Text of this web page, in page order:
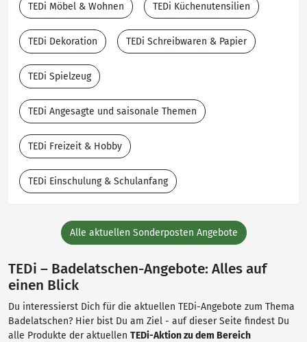
TEDi Möbel & Wohnen TEDi Küchenutensilien
TEDi Dekoration TEDi Schreibwaren & Papier
TEDi Spielzeug
TEDi Angesagte und saisonale Themen
TEDi Freizeit & Hobby
TEDi Einschulung & Schulanfang
Alle aktuellen Sonderposten Angebote
TEDi – Badelatschen-Angebote: Alles auf
einen Blick
Du interessierst Dich für die aktuellen TEDi-Angebote zum Thema
Badelatschen? Hier bist Du am Ziel - auf dieser Seite findest Du
alle Produkte der aktuellen TEDi-Aktion zu dem Bereich